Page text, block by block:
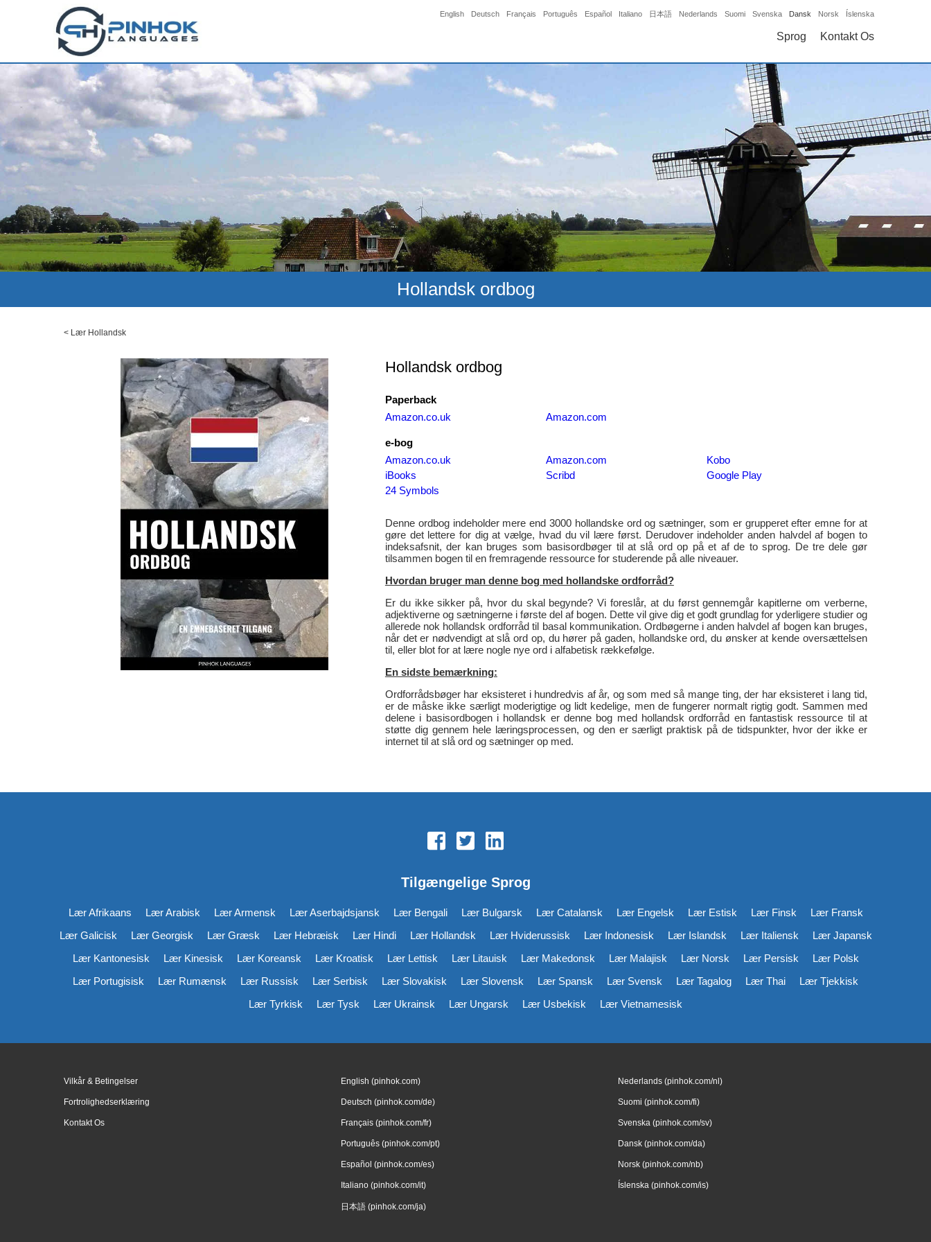
English Deutsch Français Português Español Italiano 日本語 Nederlands Suomi Svenska Dansk Norsk Íslenska
Sprog Kontakt Os
Hollandsk ordbog
< Lær Hollandsk
Hollandsk ordbog
Paperback
Amazon.co.uk
Amazon.com
e-bog
Amazon.co.uk
Amazon.com
Kobo
iBooks
Scribd
Google Play
24 Symbols
Denne ordbog indeholder mere end 3000 hollandske ord og sætninger, som er grupperet efter emne for at
gøre det lettere for dig at vælge, hvad du vil lære først. Derudover indeholder anden halvdel af bogen to
indeksafsnit, der kan bruges som basisordbøger til at slå ord op på et af de to sprog. De tre dele gør
tilsammen bogen til en fremragende ressource for studerende på alle niveauer.
Hvordan bruger man denne bog med hollandske ordforråd?
Er du ikke sikker på, hvor du skal begynde? Vi foreslår, at du først gennemgår kapitlerne om verberne,
adjektiverne og sætningerne i første del af bogen. Dette vil give dig et godt grundlag for yderligere studier og
allerede nok hollandsk ordforråd til basal kommunikation. Ordbøgerne i anden halvdel af bogen kan bruges,
når det er nødvendigt at slå ord op, du hører på gaden, hollandske ord, du ønsker at kende oversættelsen
til, eller blot for at lære nogle nye ord i alfabetisk rækkefølge.
En sidste bemærkning:
Ordforrådsbøger har eksisteret i hundredvis af år, og som med så mange ting, der har eksisteret i lang tid,
er de måske ikke særligt moderigtige og lidt kedelige, men de fungerer normalt rigtig godt. Sammen med
delene i basisordbogen i hollandsk er denne bog med hollandsk ordforråd en fantastisk ressource til at
støtte dig gennem hele læringsprocessen, og den er særligt praktisk på de tidspunkter, hvor der ikke er
internet til at slå ord og sætninger op med.
Tilgængelige Sprog
Lær Afrikaans Lær Arabisk Lær Armensk Lær Aserbajdsjansk Lær Bengali Lær Bulgarsk Lær Catalansk Lær Engelsk Lær Estisk Lær Finsk
Lær Fransk
Lær Galicisk
Lær Georgisk Lær Græsk Lær Hebræisk Lær Hindi Lær Hollandsk Lær Hviderussisk Lær Indonesisk Lær Islandsk Lær Italiensk
Lær Japansk
Lær Kantonesisk
Lær Kinesisk Lær Koreansk Lær Kroatisk Lær Lettisk Lær Litauisk Lær Makedonsk Lær Malajisk Lær Norsk Lær Persisk
Lær Polsk
Lær Portugisisk
Lær Rumænsk Lær Russisk Lær Serbisk Lær Slovakisk Lær Slovensk Lær Spansk Lær Svensk Lær Tagalog Lær Thai
Lær Tjekkisk
Lær Tyrkisk
Lær Tysk Lær Ukrainsk Lær Ungarsk Lær Usbekisk Lær Vietnamesisk
Vilkår & Betingelser
Fortrolighedserklæring
Kontakt Os
English (pinhok.com)
Deutsch (pinhok.com/de)
Français (pinhok.com/fr)
Português (pinhok.com/pt)
Español (pinhok.com/es)
Italiano (pinhok.com/it)
日本語 (pinhok.com/ja)
Nederlands (pinhok.com/nl)
Suomi (pinhok.com/fi)
Svenska (pinhok.com/sv)
Dansk (pinhok.com/da)
Norsk (pinhok.com/nb)
Íslenska (pinhok.com/is)